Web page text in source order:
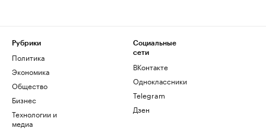
Рубрики
Политика
Экономика
Общество
Бизнес
Технологии и
медиа
Социальные
сети
ВКонтакте
Одноклассники
Telegram
Дзен